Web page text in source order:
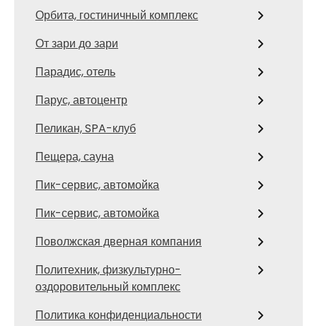
Орбита, гостиничный комплекс
От зари до зари
Парадис, отель
Парус, автоцентр
Пеликан, SPA-клуб
Пещера, сауна
Пик-сервис, автомойка
Пик-сервис, автомойка
Поволжская дверная компания
Политехник, физкультурно-
оздоровительный комплекс
Политика конфиденциальности